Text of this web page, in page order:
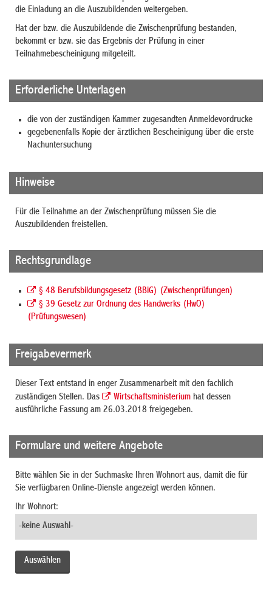
die Einladung an die Auszubildenden weitergeben.
Hat der bzw. die Auszubildende die Zwischenprüfung bestanden,
bekommt er bzw. sie das Ergebnis der Prüfung in einer
Teilnahmebescheinigung mitgeteilt.
Erforderliche Unterlagen
die von der zuständigen Kammer zugesandten Anmeldevordrucke
gegebenenfalls Kopie der ärztlichen Bescheinigung über die erste
Nachuntersuchung
Hinweise
Für die Teilnahme an der Zwischenprüfung müssen Sie die
Auszubildenden freistellen.
Rechtsgrundlage
§ 48 Berufsbildungsgesetz (BBiG) (Zwischenprüfungen)
§ 39 Gesetz zur Ordnung des Handwerks (HwO)
(Prüfungswesen)
Freigabevermerk
Dieser Text entstand in enger Zusammenarbeit mit den fachlich
zuständigen Stellen. Das
Wirtschaftsministerium hat dessen
ausführliche Fassung am 26.03.2018 freigegeben.
Formulare und weitere Angebote
Bitte wählen Sie in der Suchmaske Ihren Wohnort aus, damit die für
Sie verfügbaren Online-Dienste angezeigt werden können.
Ihr Wohnort: